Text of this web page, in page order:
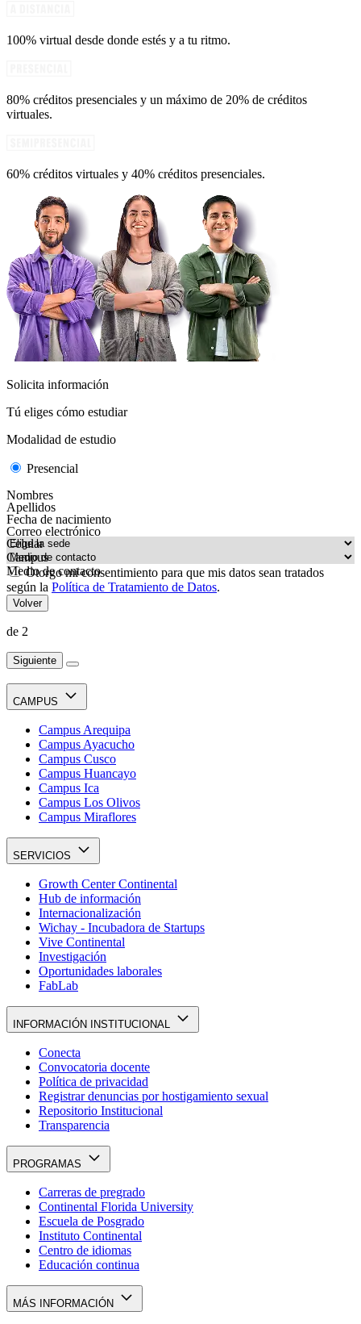
100% virtual desde donde estés y a tu ritmo.
80% créditos presenciales y un máximo de 20% de créditos
virtuales.
60% créditos virtuales y 40% créditos presenciales.
Solicita información
Tú eliges cómo estudiar
Modalidad de estudio
Presencial
Nombres
Apellidos
Fecha de nacimiento
Correo electrónico
Celular
Campus
Medio de contacto
Otorgo mi consentimiento para que mis datos sean tratados
según la Política de Tratamiento de Datos.
Volver
de 2
Siguiente
CAMPUS
Campus Arequipa
Campus Ayacucho
Campus Cusco
Campus Huancayo
Campus Ica
Campus Los Olivos
Campus Miraflores
SERVICIOS
Growth Center Continental
Hub de información
Internacionalización
Wichay - Incubadora de Startups
Vive Continental
Investigación
Oportunidades laborales
FabLab
INFORMACIÓN INSTITUCIONAL
Conecta
Convocatoria docente
Política de privacidad
Registrar denuncias por hostigamiento sexual
Repositorio Institucional
Transparencia
PROGRAMAS
Carreras de pregrado
Continental Florida University
Escuela de Posgrado
Instituto Continental
Centro de idiomas
Educación continua
MÁS INFORMACIÓN